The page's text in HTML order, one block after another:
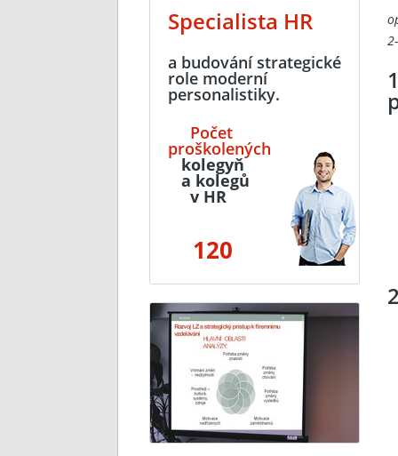
Specialista HR
a budování strategické
role moderní
personalistiky.
Počet
proškolených
kolegyň
a kolegů
v HR
120